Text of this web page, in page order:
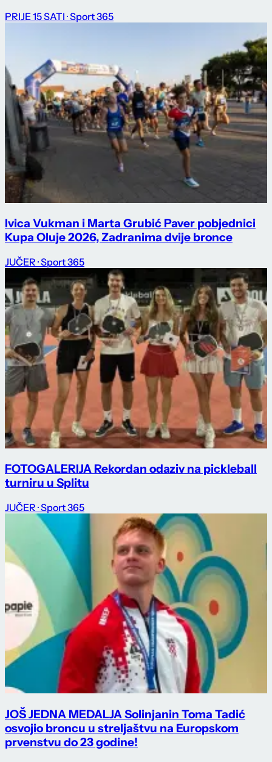
PRIJE 15 SATI · Sport 365
Ivica Vukman i Marta Grubić Paver pobjednici
Kupa Oluje 2026, Zadranima dvije bronce
JUČER · Sport 365
FOTOGALERIJA Rekordan odaziv na pickleball
turniru u Splitu
JUČER · Sport 365
JOŠ JEDNA MEDALJA Solinjanin Toma Tadić
osvojio broncu u streljaštvu na Europskom
prvenstvu do 23 godine!